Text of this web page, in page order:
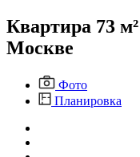
Квартира 73
Москве
Фото
Планировка